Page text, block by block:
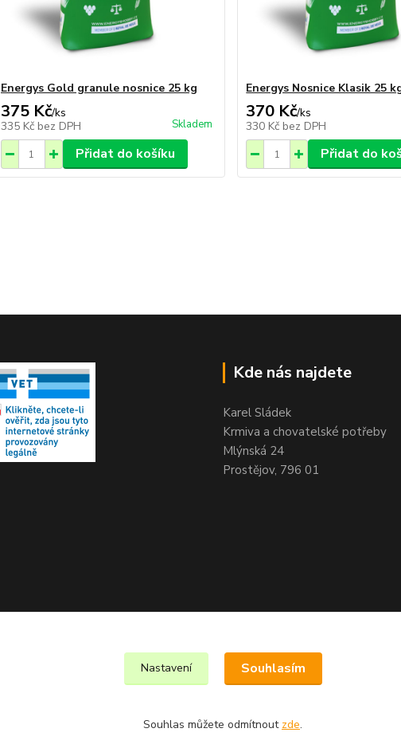
Energys Gold granule nosnice 25 kg
375 Kč/ks
335 Kč bez DPH Skladem
Přidat do košíku
Energys Nosnice Klasik 25
370 Kč/ks
330 Kč bez DPH
Přidat do
Kde nás najdete
Karel Sládek
Krmiva a chovatelské potřeby
Mlýnská 24
Prostějov, 796 01
Nastavení Souhlasím
Souhlas můžete odmítnout zde.